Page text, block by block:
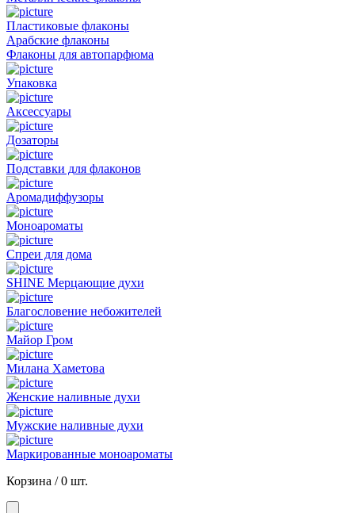
Пластиковые флаконы
Арабские флаконы
Флаконы для автопарфюма
Упаковка
Аксессуары
Дозаторы
Подставки для флаконов
Аромадиффузоры
Моноароматы
Спреи для дома
SHINE Мерцающие духи
Благословение небожителей
Майор Гром
Милана Хаметова
Женские наливные духи
Мужские наливные духи
Маркированные моноароматы
Корзина /0 шт.